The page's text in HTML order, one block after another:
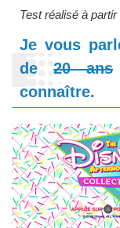
Test réalisé à
Je vous
de 20 ans
connaître.